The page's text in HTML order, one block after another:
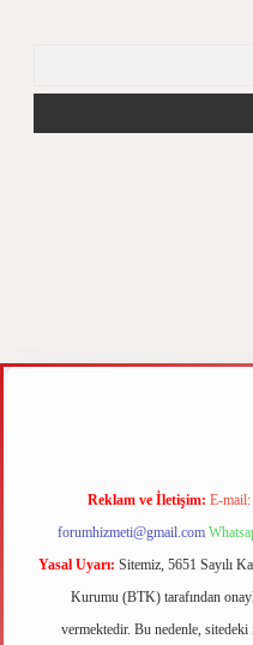
m elexbet
Reklam ve İletişim: E-mail:
forumhizmeti@gmail.com
Yasal Uyarı: Sitemiz, 5651 Sayılı
Kurumu (BTK) tarafından
vermektedir. Bu nedenle,